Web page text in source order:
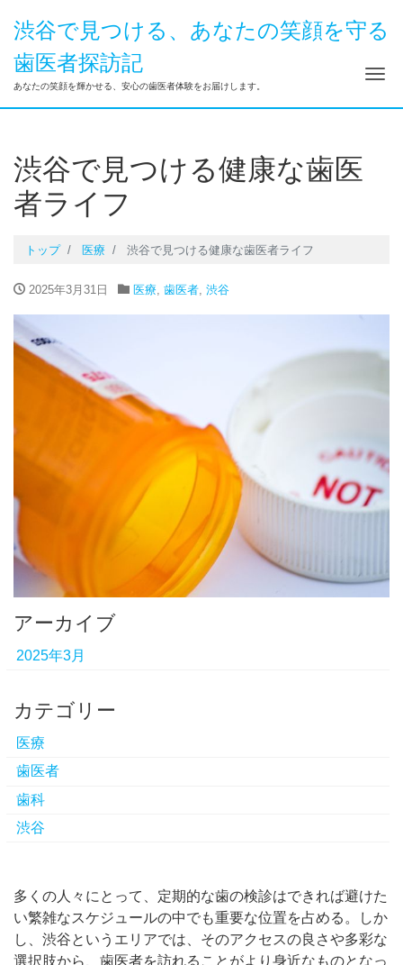
渋谷で見つける、あなたの笑顔を守る
歯医者探訪記
あなたの笑顔を輝かせる、安心の歯医者体験をお届けします。 ナ
渋谷で見つける健康な歯医
者ライフ
トップ 医療 渋谷で見つける健康な歯医者ライフ
2025年3月31日 医療, 歯医者, 渋谷
アーカイブ
2025年3月
カテゴリー
医療
歯医者
歯科
渋谷
多くの人々にとって、定期的な歯の検診はできれば避けた
い繁雑なスケジュールの中でも重要な位置を占める。
しか
し、渋谷というエリアでは、そのアクセスの良さや多彩な
選択肢から、歯医者を訪れることがより身近なものとなっ